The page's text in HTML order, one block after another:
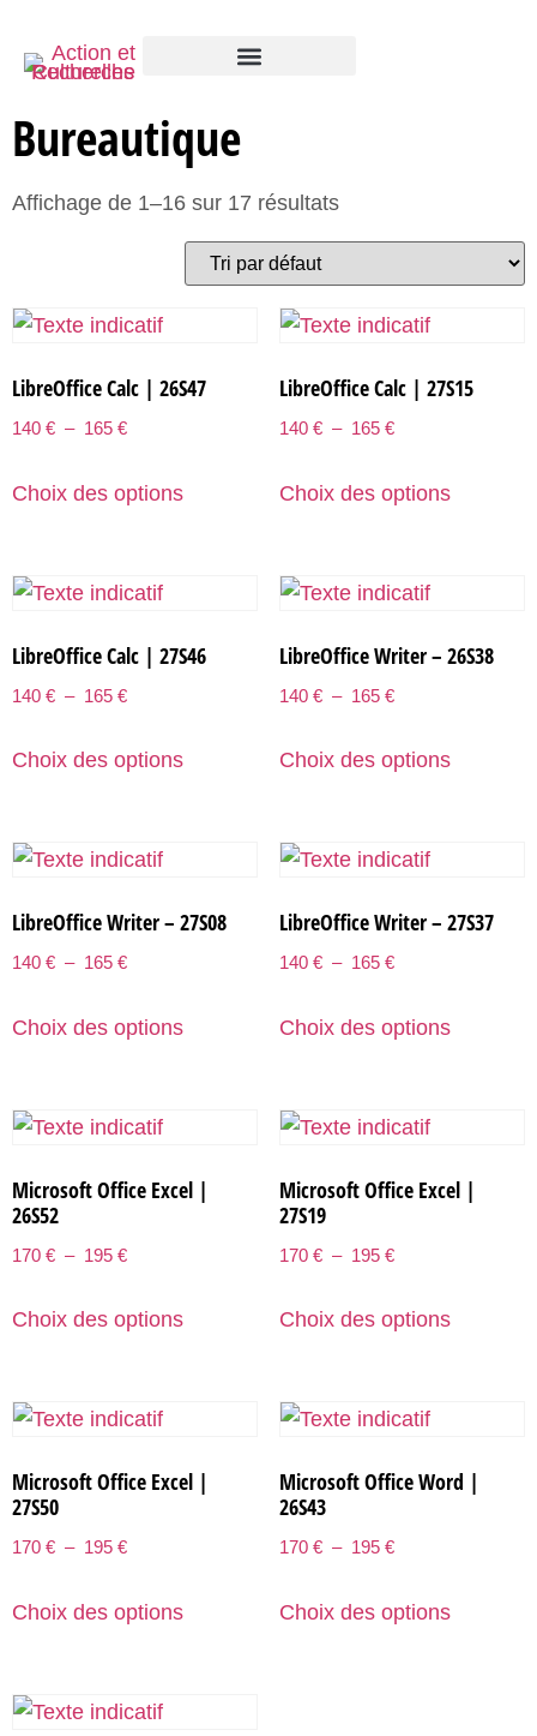
Bureautique
Affichage de 1–16 sur 17 résultats
LibreOffice Calc | 26S47
140 € – 165 €
Choix des options
LibreOffice Calc | 27S15
140 € – 165 €
Choix des options
LibreOffice Calc | 27S46
140 € – 165 €
Choix des options
LibreOffice Writer – 26S38
140 € – 165 €
Choix des options
LibreOffice Writer – 27S08
140 € – 165 €
Choix des options
LibreOffice Writer – 27S37
140 € – 165 €
Choix des options
Microsoft Office Excel |
26S52
170 € – 195 €
Choix des options
Microsoft Office Excel |
27S19
170 € – 195 €
Choix des options
Microsoft Office Excel |
27S50
170 € – 195 €
Choix des options
Microsoft Office Word |
26S43
170 € – 195 €
Choix des options